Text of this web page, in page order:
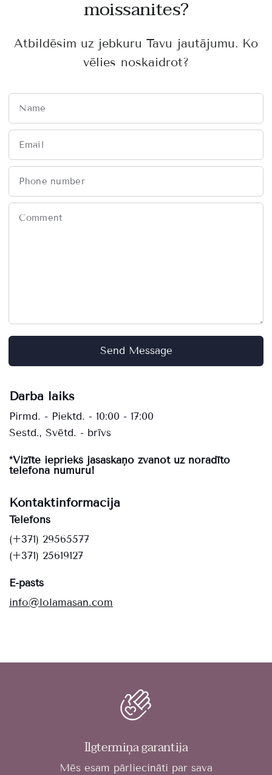
moissanites?
Atbildēsim uz jebkuru Tavu jautājumu. Ko
vēlies noskaidrot?
Name
Email
Phone number
Comment
Send Message
Darba laiks
Pirmd. - Piektd. - 10:00 - 17:00
Sestd., Svētd. - brīvs
*Vizīte iepriekš jāsaskaņo zvanot uz norādīto
telefona numuru!
Kontaktinformācija
Telefons
(+371) 29565577
(+371) 25619127
E-pasts
info@lolamasan.com
Ilgtermiņa garantija
Mēs esam pārliecināti par sava